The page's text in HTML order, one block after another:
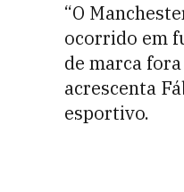
“O
ocorrido em
de marca
acrescenta
esportivo.